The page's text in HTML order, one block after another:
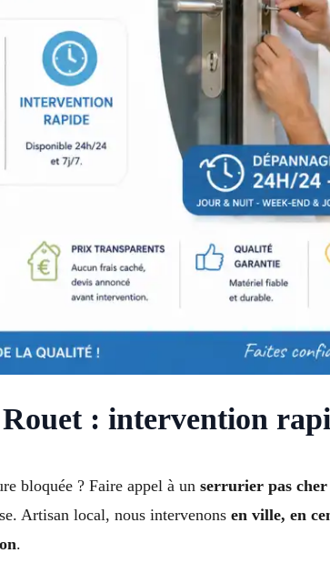
: intervention
bloquée ? Faire appel à un serrurier pas
Artisan local, nous intervenons en ville, en
.